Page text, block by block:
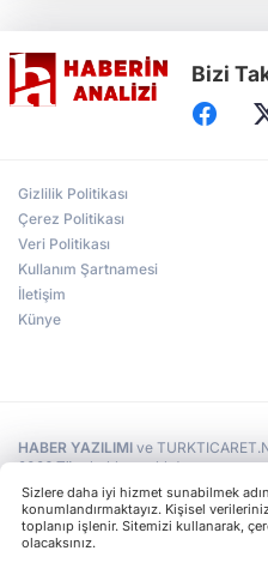
Alperen
Bizi
Gizlilik Politikası
Çerez Politikası
Veri Politikası
Kullanım Şartnamesi
İletişim
Künye
HABER YAZILIMI ve
2026 Tüm hakları saklıdır.
Sizlere daha iyi hizmet sunabilmek
konumlandırmaktayız. Kişisel
toplanıp işlenir. Sitemizi kullanarak,
olacaksınız.